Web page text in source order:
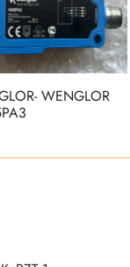
WENGLOR